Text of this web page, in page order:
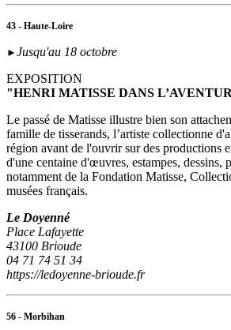
43 - Haute-Loire
► Jusqu'au 18 octobre
EXPOSITION
"HENRI MATISSE DANS
Le passé de Matisse illustre bien son
famille de tisserands, l’artiste collectionne
région avant de l'ouvrir sur des productions
d'une centaine d'œuvres, estampes, dessins,
notamment de la Fondation Matisse,
musées français.
Le Doyenné
Place Lafayette
43100 Brioude
04 71 74 51 34
https://ledoyenne-brioude.fr
56 - Morbihan